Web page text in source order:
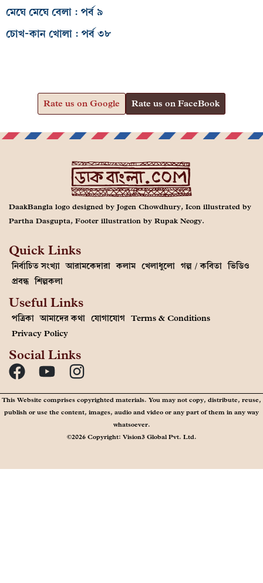
মেঘে মেঘে বেলা : পর্ব ৯
চোখ-কান খোলা : পর্ব ৩৮
Rate us on Google Rate us on FaceBook
DaakBangla logo designed by Jogen Chowdhury, Icon illustrated by
Partha Dasgupta, Footer illustration by Rupak Neogy.
Quick Links
নির্বাচিত সংখ্যা আরামকেদারা কলাম খেলাধুলো গল্প / কবিতা ভিডিও
প্রবন্ধ শিল্পকলা
Useful Links
পত্রিকা আমাদের কথা যোগাযোগ Terms & Conditions
Privacy Policy
Social Links
This Website comprises copyrighted materials. You may not copy, distribute, reuse,
publish or use the content, images, audio and video or any part of them in any way
whatsoever.
©2026 Copyright: Vision3 Global Pvt. Ltd.